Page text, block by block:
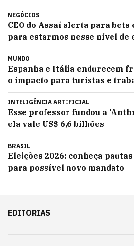
NEGÓCIOS
CEO do Assaí alerta para bets
para estarmos nesse nível de
MUNDO
Espanha e Itália endurecem
o impacto para turistas e
INTELIGÊNCIA ARTIFICIAL
Esse professor fundou a
ela vale US$ 6,6 bilhões
BRASIL
Eleições 2026: conheça
para possível novo mandato
EDITORIAS